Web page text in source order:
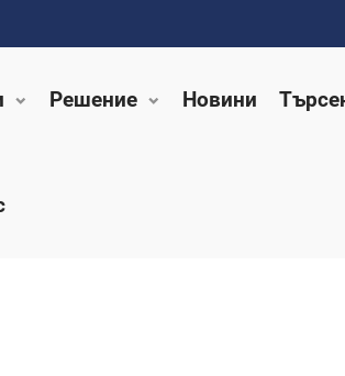
Решение Новини